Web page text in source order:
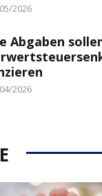
2026
Abgaben
2026